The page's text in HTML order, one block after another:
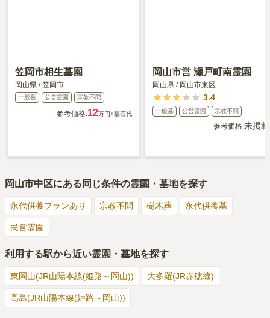
笠岡市相生墓園
岡山県 /笠岡市
一般墓 公営霊園 宗教不問
参考価格:12万円+墓石代
岡山市営 瀬戸町南霊園
岡山県 / 岡山市東区
3.4
一般墓 公営霊園 宗教不問
参考価格:未掲載
岡山市中区にある同じ条件の霊園・墓地を探す
永代供養プランあり 宗教不問 樹木葬 永代供養墓
民営霊園
利用する駅から近い霊園・墓地を探す
東岡山(JR山陽本線(姫路～岡山)) 大多羅(JR赤穂線)
高島(JR山陽本線(姫路～岡山))